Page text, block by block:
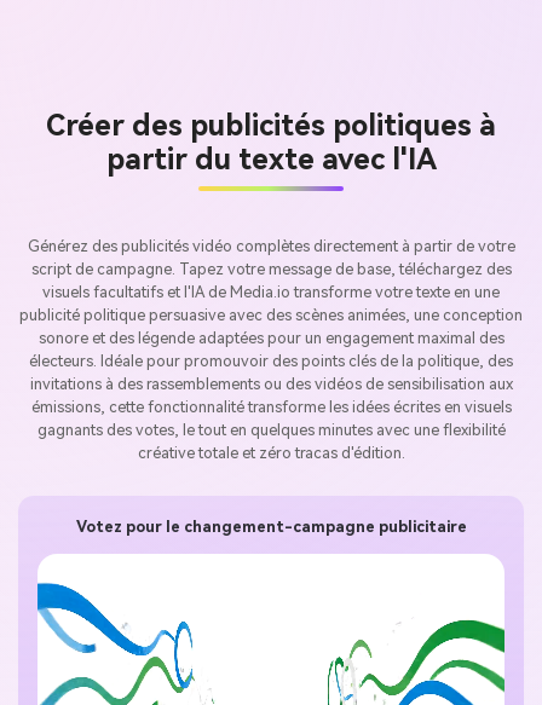
Créer des publicités politiques à
partir du texte avec l'IA
Générez des publicités vidéo complètes directement à partir de votre
script de campagne. Tapez votre message de base, téléchargez des
visuels facultatifs et l'IA de Media.io transforme votre texte en une
publicité politique persuasive avec des scènes animées, une conception
sonore et des légende adaptées pour un engagement maximal des
électeurs. Idéale pour promouvoir des points clés de la politique, des
invitations à des rassemblements ou des vidéos de sensibilisation aux
émissions, cette fonctionnalité transforme les idées écrites en visuels
gagnants des votes, le tout en quelques minutes avec une flexibilité
créative totale et zéro tracas d'édition.
Votez pour le changement-campagne publicitaire